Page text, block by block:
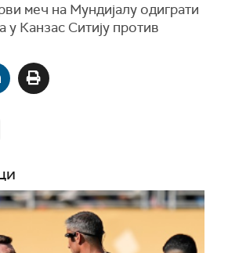
меч на Мундијалу одиграти
у Канзас Ситију против